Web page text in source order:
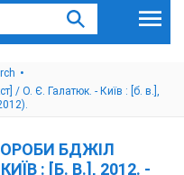
/ О. Є. Галатюк. - Київ : [б. в.],
БДЖІЛ
: [Б. В.], 2012. -